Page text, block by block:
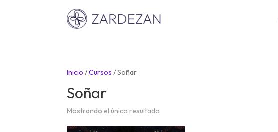
Inicio /Cursos /Soñar
Soñar
Mostrando el único resultado